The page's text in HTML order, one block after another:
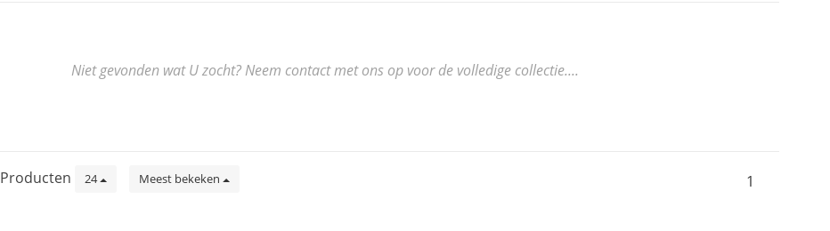
Niet gevonden wat U zocht? Neem contact met ons op voor de volledige collectie....
Producten 24 Meest bekeken 1